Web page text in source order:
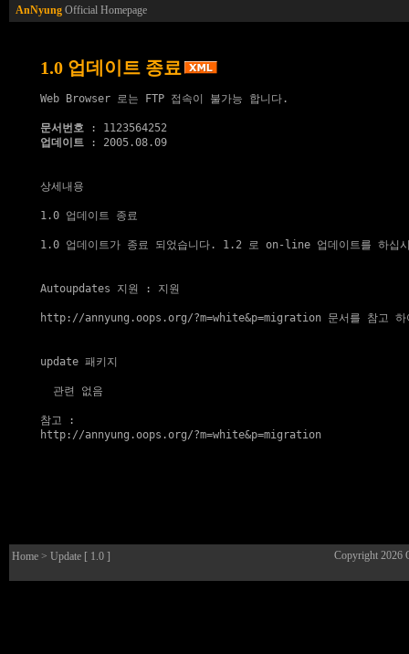
AnNyung Official Homepage
1.0 업데이트 종료
Web Browser 로는 FTP 접속이 불가능 합니다.
문서번호
업데이트 : 2005.08.09
상세내용
1.0 업데이트 종료
1.0 업데이트가 종료 되었습니다. 1.2 로 on-line 업데이트를 하십
Autoupdates 지원 : 지원
http://annyung.oops.org/?m=white&p=migration 문서를 참고
update 패키지
  관련 없음
참고
http://annyung.oops.org/?m=white&p=migration
Home > Update [ 1.0 ] Copyright 2026